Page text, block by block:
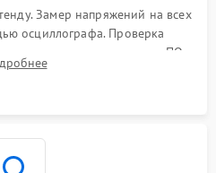
Замер напряжений на всех
осциллографа. Проверка
специализированного ПО
MATS